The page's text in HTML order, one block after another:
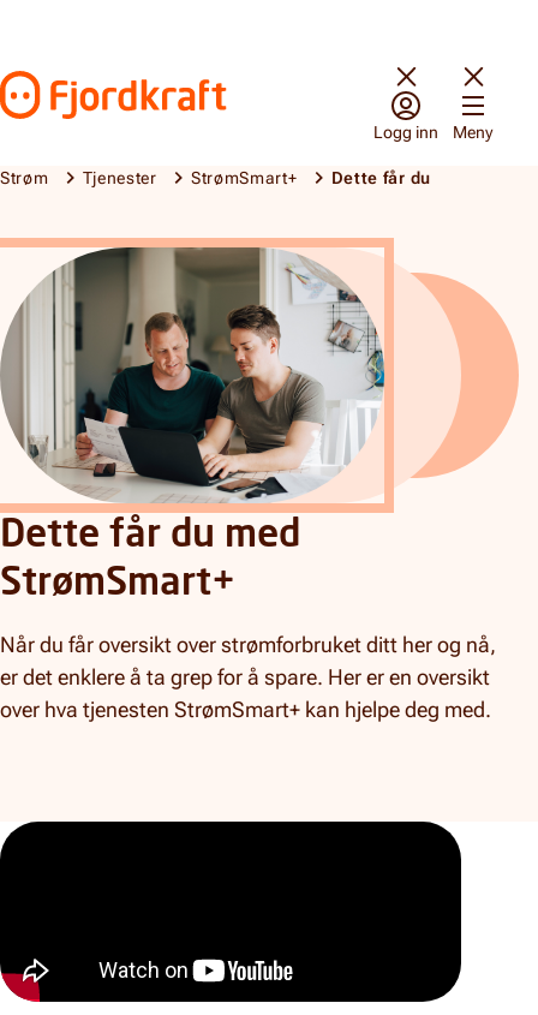
Gå til forsiden
Logg inn Meny
Strøm Tjenester StrømSmart+ Dette får du
Dette får du med
StrømSmart+
Når du får oversikt over strømforbruket ditt her og nå,
er det enklere å ta grep for å spare. Her er en oversikt
over hva tjenesten StrømSmart+ kan hjelpe deg med.